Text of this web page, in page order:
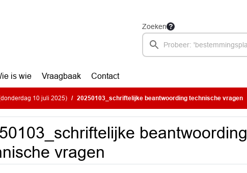
Zoeken
is wie Vraagbaak Contact
10 juli 2025) 20250103_schriftelijke beantwoording technische vragen
beantwoording
vragen